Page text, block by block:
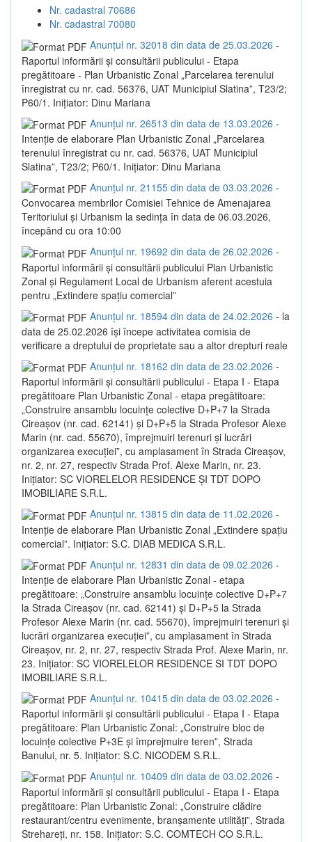
Nr. cadastral 70686
Nr. cadastral 70080
Anunțul nr. 32018 din data de 25.03.2026 -
Raportul informării și consultării publicului - Etapa
pregătitoare - Plan Urbanistic Zonal „Parcelarea terenului
înregistrat cu nr. cad. 56376, UAT Municipiul Slatina”, T23/2;
P60/1. Inițiator: Dinu Mariana
Anunțul nr. 26513 din data de 13.03.2026 -
Intenție de elaborare Plan Urbanistic Zonal „Parcelarea
terenului înregistrat cu nr. cad. 56376, UAT Municipiul
Slatina”, T23/2; P60/1. Inițiator: Dinu Mariana
Anunțul nr. 21155 din data de 03.03.2026 -
Convocarea membrilor Comisiei Tehnice de Amenajarea
Teritoriului și Urbanism la sedința în data de 06.03.2026,
începând cu ora 10:00
Anunțul nr. 19692 din data de 26.02.2026 -
Raportul informării și consultării publicului Plan Urbanistic
Zonal și Regulament Local de Urbanism aferent acestuia
pentru „Extindere spațiu comercial”
Anunțul nr. 18594 din data de 24.02.2026 - la
data de 25.02.2026 își începe activitatea comisia de
verificare a dreptului de proprietate sau a altor drepturi reale
Anunțul nr. 18162 din data de 23.02.2026 -
Raportul informării și consultării publicului - Etapa I - Etapa
pregătitoare Plan Urbanistic Zonal - etapa pregătitoare:
„Construire ansamblu locuințe colective D+P+7 la Strada
Cireașov (nr. cad. 62141) și D+P+5 la Strada Profesor Alexe
Marin (nr. cad. 55670), împrejmuiri terenuri și lucrări
organizarea execuției”, cu amplasament în Strada Cireașov,
nr. 2, nr. 27, respectiv Strada Prof. Alexe Marin, nr. 23.
Inițiator: SC VIORELELOR RESIDENCE ȘI TDT DOPO
IMOBILIARE S.R.L.
Anunțul nr. 13815 din data de 11.02.2026 -
Intenție de elaborare Plan Urbanistic Zonal „Extindere spațiu
comercial”. Inițiator: S.C. DIAB MEDICA S.R.L.
Anunțul nr. 12831 din data de 09.02.2026 -
Intenție de elaborare Plan Urbanistic Zonal - etapa
pregătitoare: „Construire ansamblu locuințe colective D+P+7
la Strada Cireașov (nr. cad. 62141) și D+P+5 la Strada
Profesor Alexe Marin (nr. cad. 55670), împrejmuiri terenuri și
lucrări organizarea execuției”, cu amplasament în Strada
Cireașov, nr. 2, nr. 27, respectiv Strada Prof. Alexe Marin, nr.
23. Inițiator: SC VIORELELOR RESIDENCE SI TDT DOPO
IMOBILIARE S.R.L.
Anunțul nr. 10415 din data de 03.02.2026 -
Raportul informării și consultării publicului - Etapa I - Etapa
pregătitoare: Plan Urbanistic Zonal: „Construire bloc de
locuințe colective P+3E și împrejmuire teren”, Strada
Banului, nr. 5. Inițiator: S.C. NICODEM S.R.L.
Anunțul nr. 10409 din data de 03.02.2026 -
Raportul informării și consultării publicului - Etapa I - Etapa
pregătitoare: Plan Urbanistic Zonal: „Construire clădire
restaurant/centru evenimente, branșamente utilități”, Strada
Strehareți, nr. 158. Inițiator: S.C. COMTECH CO S.R.L.